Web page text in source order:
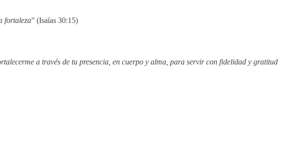
fortaleza” (Isaías 30:15)
a través de tu presencia, en cuerpo y alma, para servir con fidelidad y gratitud